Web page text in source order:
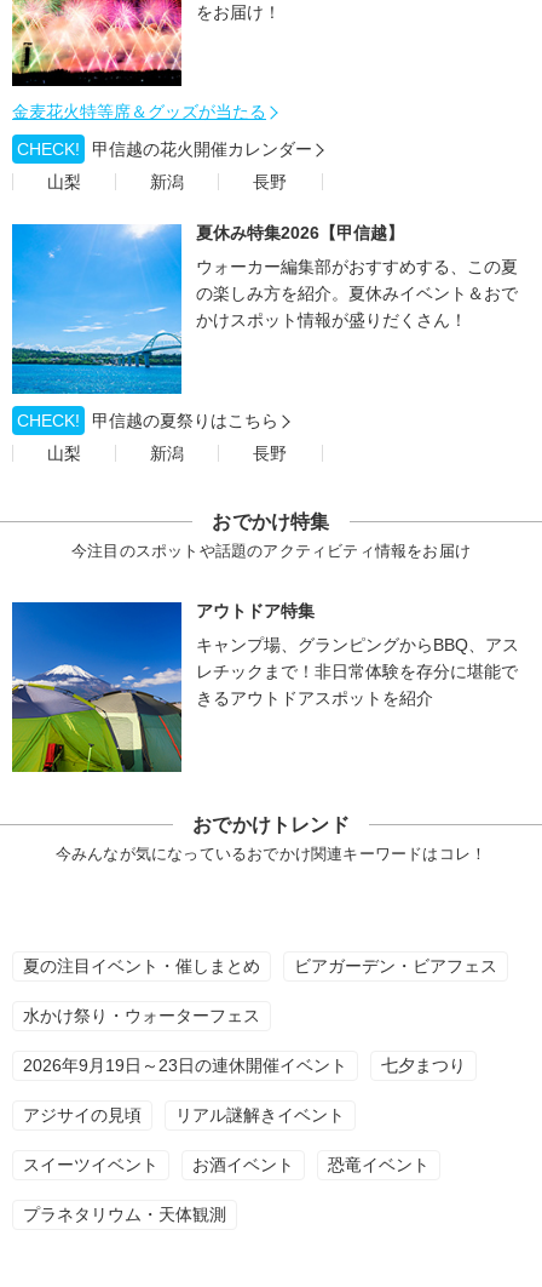
をお届け！
金麦花火特等席＆グッズが当たる
CHECK!
甲信越の花火開催カレンダー
山梨
新潟 長野
夏休み特集2026【甲信越】
ウォーカー編集部がおすすめする、この夏
の楽しみ方を紹介。夏休みイベント＆おで
かけスポット情報が盛りだくさん！
CHECK!
甲信越の夏祭りはこちら
山梨
新潟 長野
おでかけ特集
今注目のスポットや話題のアクティビティ情報をお届け
アウトドア特集
キャンプ場、グランピングからBBQ、アス
レチックまで！非日常体験を存分に堪能で
きるアウトドアスポットを紹介
おでかけトレンド
今みんなが気になっているおでかけ関連キーワードはコレ！
夏の注目イベント・催しまとめ ビアガーデン・ビアフェス
水かけ祭り・ウォーターフェス
2026年9月19日～23日の連休開催イベント 七夕まつり
アジサイの見頃 リアル謎解きイベント
スイーツイベント お酒イベント 恐竜イベント
プラネタリウム・天体観測